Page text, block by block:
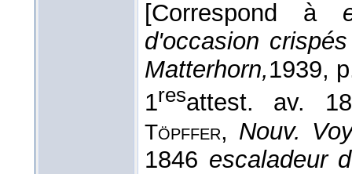
[Correspond à
d'occasion
Matterhorn,1939,
1resattest. av.
Töpffer, Nouv.
1846 escaladeur